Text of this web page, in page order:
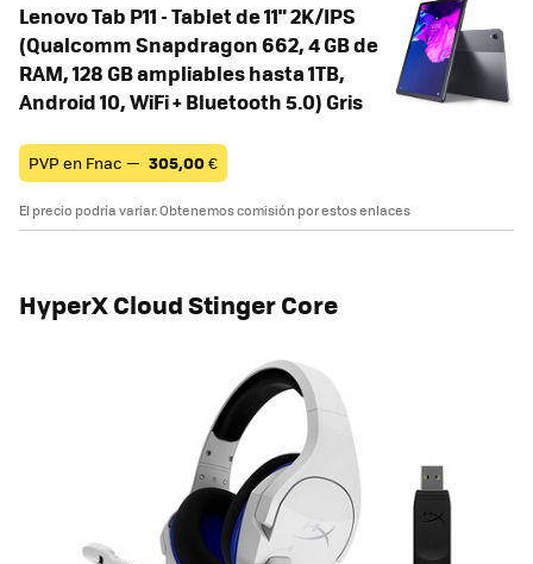
Lenovo Tab P11 - Tablet de 11" 2K/IPS
(Qualcomm Snapdragon 662, 4 GB de
RAM, 128 GB ampliables hasta 1TB,
Android 10, WiFi + Bluetooth 5.0) Gris
PVP en Fnac — 305,00€
El precio podría variar. Obtenemos comisión por estos enlaces
HyperX Cloud Stinger Core